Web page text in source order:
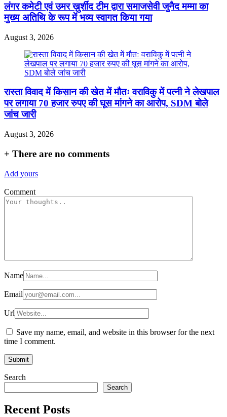
लंगर कमेटी एवं उमर ख़ुर्शीद टीम द्वारा समाजसेवी जुनैद मम्मा का
मुख्य अतिथि के रूप में भव्य स्वागत किया गया
August 3, 2026
रास्ता विवाद में किसान की खेत में मौतः वराविकु में पत्नी ने लेखपाल
पर लगाया 70 हजार रुपए की घूस मांगने का आरोप, SDM बोले
जांच जारी
August 3, 2026
+ There are no comments
Add yours
Comment
Name
Email
Url
Save my name, email, and website in this browser for the next
time I comment.
Search
Search
Recent Posts